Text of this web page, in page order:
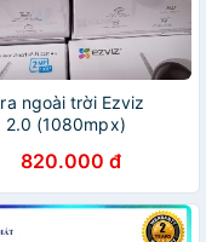
ngoài trời Ezviz
2.0 (1080mpx)
820.000 đ